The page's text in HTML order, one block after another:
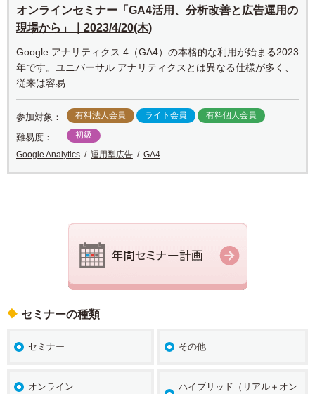
オンラインセミナー「GA4活用、分析改善と広告運用の
現場から」｜2023/4/20(木)
Google アナリティクス 4（GA4）の本格的な利用が始まる2023
年です。ユニバーサル アナリティクスとは異なる仕様が多く、
従来は容易 …
参加対象： 有料法人会員 ライト会員 有料個人会員
難易度：
初級
Google Analytics
運用型広告 GA4
セミナーの種類
セミナー その他
オンライン
ハイブリッド（リアル＋オン